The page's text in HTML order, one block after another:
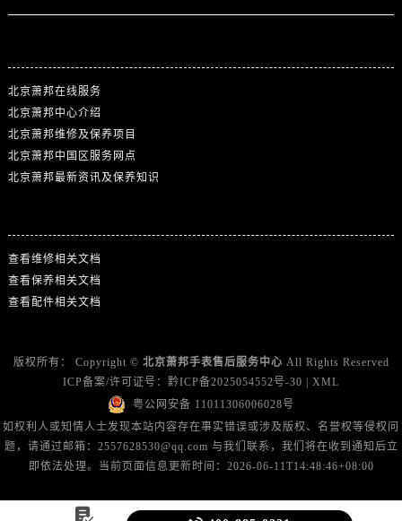
北京萧邦在线服务
北京萧邦中心介绍
北京萧邦维修及保养项目
北京萧邦中国区服务网点
北京萧邦最新资讯及保养知识
查看维修相关文档
查看保养相关文档
查看配件相关文档
版权所有： Copyright © 北京萧邦手表售后服务中心 All Rights Reserved
ICP备案/许可证号： 黔ICP备2025054552号-30 | XML
粤公网安备 11011306006028号
如权利人或知情人士发现本站内容存在事实错误或涉及版权、名誉权等侵权问
题，请通过邮箱：2557628530@qq.com 与我们联系，我们将在收到通知后立
即依法处理。当前页面信息更新时间：2026-06-11T14:48:46+08:00
